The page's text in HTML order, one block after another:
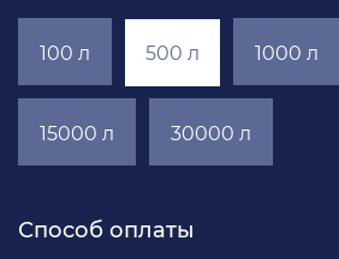
100 л 500 л 1000 л
15000 л 30000 л
Способ оплаты